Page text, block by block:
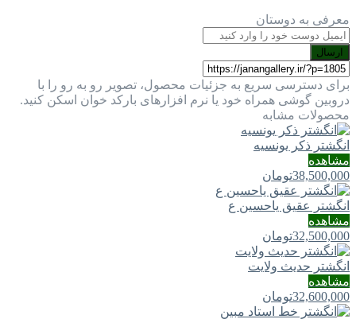
معرفی به دوستان
ارسال
برای دسترسی سریع به جزئیات محصول، تصویر رو به رو را با
دروبین گوشی همراه خود یا نرم افزارهای بارکد خوان اسکن کنید.
محصولات مشابه
انگشتر ذکر یونسیه
مشاهده
38,500,000تومان
انگشتر عقیق یاحسین ع
مشاهده
32,500,000تومان
انگشتر حدیث ولایت
مشاهده
32,600,000تومان